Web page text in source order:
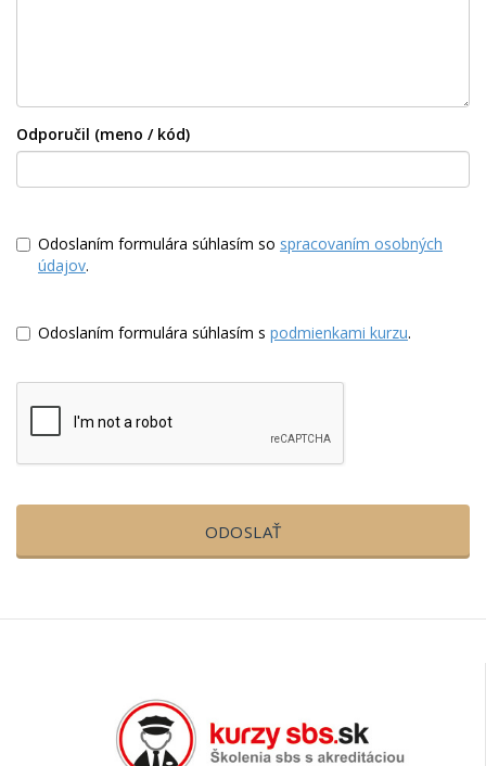
Odporučil (meno / kód)
Odoslaním formulára súhlasím so spracovaním osobných
údajov.
Odoslaním formulára súhlasím s podmienkami kurzu.
ODOSLAŤ